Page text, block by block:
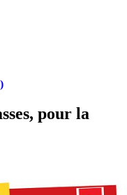
pour la